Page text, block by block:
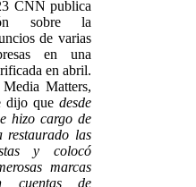
CNN publica
sobre la
de varias
en una
en abril.
Matters,
dijo que desde
hizo cargo de
restaurado las
y colocó
marcas
cuentas de